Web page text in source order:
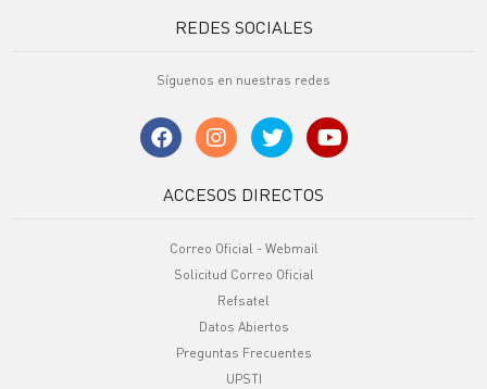
REDES SOCIALES
Síguenos en nuestras redes
ACCESOS DIRECTOS
Correo Oficial - Webmail
Solicitud Correo Oficial
Refsatel
Datos Abiertos
Preguntas Frecuentes
UPSTI